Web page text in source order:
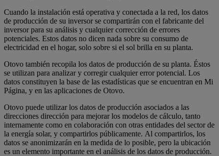
Cuando la instalación está operativa y conectada a la red, los datos
de producción de su inversor se compartirán con el fabricante del
inversor para su análisis y cualquier corrección de errores
potenciales. Estos datos no dicen nada sobre su consumo de
electricidad en el hogar, solo sobre si el sol brilla en su planta.
Otovo también recopila los datos de producción de su planta. Éstos
se utilizan para analizar y corregir cualquier error potencial. Los
datos constituyen la base de las estadísticas que se encuentran en Mi
Página, y en las aplicaciones de Otovo.
Otovo puede utilizar los datos de producción asociados a­ las
direcciones dirección para mejorar los modelos de cálculo, tanto
internamente como en colaboración con otras entidades del sector de
la energía solar, y compartirlos públicamente. Al compartirlos, los
datos se anonimizarán en la medida de lo posible, pero la ubicación
es un elemento importante en el análisis de los datos de producción.